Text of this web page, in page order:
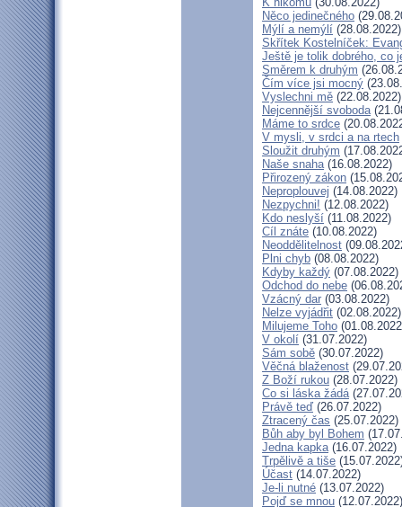
Něco jedinečného
Mýlí a nemýlí (28.08.2022)
Skřítek Kostelníček:
Ještě je tolik dobrého, co
Směrem k druhým
Čím více jsi mocný
Vyslechni mě (22.08.2022)
Nejcennější svoboda
Máme to srdce
V mysli, v srdci a na rtech
Sloužit druhým
Naše snaha(16.08.2022)
Přirozený zákon
Neproplouvej (14.08.2022)
Nezpychni! (12.08.2022)
Kdo neslyší (11.08.2022)
Cíl znáte (10.08.2022)
Neoddělitelnost
Plni chyb (08.08.2022)
Kdyby každý (07.08.2022)
Odchod do nebe
Vzácný dar (03.08.2022)
Nelze vyjádřit (02.08.2022)
Milujeme Toho
V okolí (31.07.2022)
Sám sobě (30.07.2022)
Věčná blaženost
Z Boží rukou (28.07.2022)
Co si láska žádá
Právě teď (26.07.2022)
Ztracený čas (25.07.2022)
Bůh aby byl Bohem
Jedna kapka(16.07.2022)
Trpělivě a tiše
Účast (14.07.2022)
Je-li nutné (13.07.2022)
Pojď se mnou (12.07.2022)